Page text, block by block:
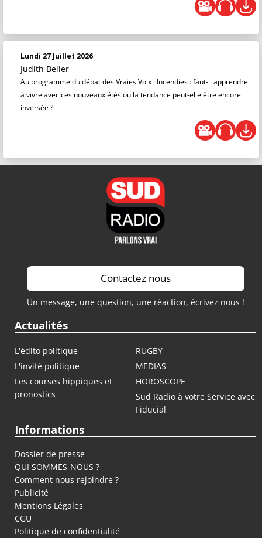
Lundi 27 Juillet 2026
Judith Beller
Au programme du débat des Vraies Voix : Incendies : faut-il apprendre
à vivre avec ces nouveaux étés ou la tendance peut-elle être encore
inversée ?
Contactez nous
Un message, une question, une réaction, écrivez nous !
Actualités
L'édito politique
RUGBY
L'invité politique
MEDIAS
Les courses hippiques et
pronostics
HOROSCOPE
Sud Radio à votre Service avec
Fiducial
Informations
Dossier de presse
QUI SOMMES-NOUS ?
Comment nous rejoindre ?
Publicité
Mentions Légales
CGU
Politique de confidentialité